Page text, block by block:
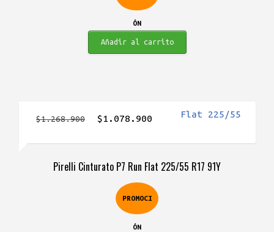
ÓN
Añadir al carrito
Pirelli Cinturato P7 Run Flat 225/55 R17 91Y
PROMOCI
ÓN
$1.268.900
El
era:
$1.268.900.
$1.078.900El
es:
$1.078.900.